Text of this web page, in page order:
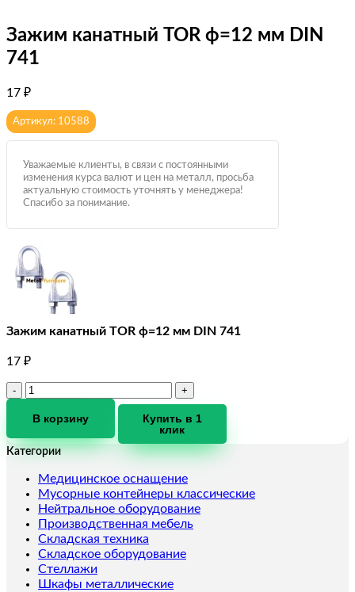
Зажим канатный TOR ф=12 мм DIN
741
17 ₽
Артикул: 10588
Уважаемые клиенты, в связи с постоянными
изменения курса валют и цен на металл, просьба
актуальную стоимость уточнять у менеджера!
Спасибо за понимание.
Зажим канатный TOR ф=12 мм DIN 741
17 ₽
Количество
Зажим
TOR
мм
DIN
741
В корзину
Купить в 1
клик
Категории
Медицинское оснащение
Мусорные контейнеры классические
Нейтральное оборудование
Производственная мебель
Складская техника
Складское оборудование
Стеллажи
Шкафы металлические